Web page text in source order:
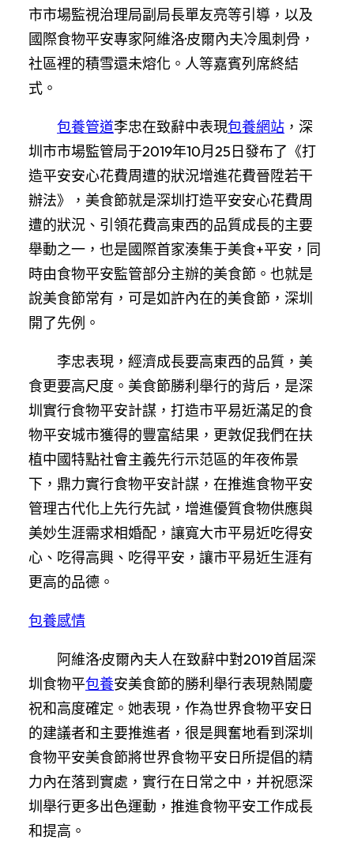
市市場監視治理局副局長單友亮等引導，以及
國際食物平安專家阿維洛·皮爾內夫冷風刺骨，
社區裡的積雪還未熔化。人等嘉賓列席終結
式。
包養管道李忠在致辭中表現包養網站 ，深
圳市市場監管局于2019年10月25日發布了《打
造平安安心花費周遭的狀況增進花費晉陞若干
辦法》，美食節就是深圳打造平安安心花費周
遭的狀況、引領花費高東西的品質成長的主要
舉動之一，也是國際首家湊集于美食+平安，同
時由食物平安監管部分主辦的美食節。也就是
說美食節常有，可是如許內在的美食節，深圳
開了先例。
李忠表現，經濟成長要高東西的品質，美
食更要高尺度。美食節勝利舉行的背后，是深
圳實行食物平安計謀，打造市平易近滿足的食
物平安城市獲得的豐富結果，更敦促我們在扶
植中國特點社會主義先行示范區的年夜佈景
下，鼎力實行食物平安計謀，在推進食物平安
管理古代化上先行先試，增進優質食物供應與
美妙生涯需求相婚配，讓寬大市平易近吃得安
心、吃得高興、吃得平安，讓市平易近生涯有
更高的品德。
包養感情
阿維洛·皮爾內夫人在致辭中對2019首屆深
圳食物平包養安美食節的勝利舉行表現熱鬧慶
祝和高度確定。她表現，作為世界食物平安日
的建議者和主要推進者，很是興奮地看到深圳
食物平安美食節將世界食物平安日所提倡的精
力內在落到實處，實行在日常之中，并祝愿深
圳舉行更多出色運動，推進食物平安工作成長
和提高。